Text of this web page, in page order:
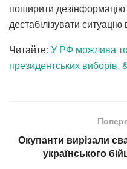
поширити
дестабілізувати ситуацію
Читайте: У РФ можлива
президентських виборів,
Окупанти вирізали
українського